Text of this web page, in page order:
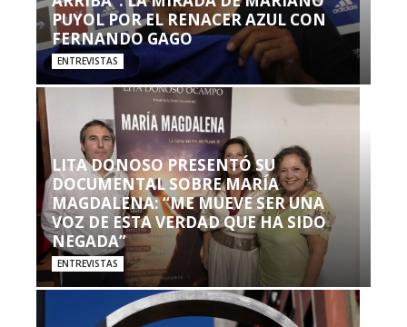
PUYOL POR EL RENACER AZUL CON
FERNANDO GAGO
ENTREVISTAS
LITA DONOSO PRESENTÓ SU
DOCUMENTAL SOBRE MARÍA
MAGDALENA: “ME MUEVE SER UNA
VOZ DE ESTA VERDAD QUE HA SIDO
NEGADA”
ENTREVISTAS